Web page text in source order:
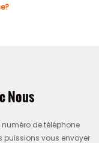
Nous
de téléphone
vous envoyer